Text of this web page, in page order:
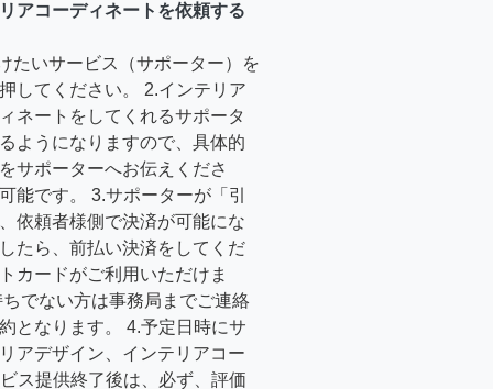
アコーディネートを依頼する
たいサービス（サポーター）を
してください。 2.インテリア
ネートをしてくれるサポータ
ようになりますので、具体的
サポーターへお伝えくださ
能です。 3.サポーターが「引
依頼者様側で決済が可能にな
たら、前払い決済をしてくだ
カードがご利用いただけま
でない方は事務局までご連絡
となります。 4.予定日時にサ
アデザイン、インテリアコー
ス提供終了後は、必ず、評価